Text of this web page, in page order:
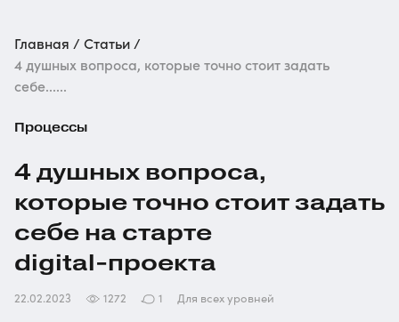
Главная
Статьи
4 душных вопроса, которые точно стоит задать
себе......
Процессы
4 душных вопроса,
которые точно стоит задать
себе на старте
digital-проекта
22.02.2023 1272 1 Для всех уровней